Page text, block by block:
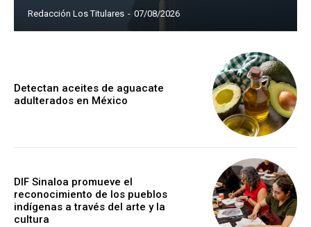
Redacción Los Titulares - 07/08/2026
Detectan aceites de aguacate
adulterados en México
DIF Sinaloa promueve el
reconocimiento de los pueblos
indígenas a través del arte y la
cultura